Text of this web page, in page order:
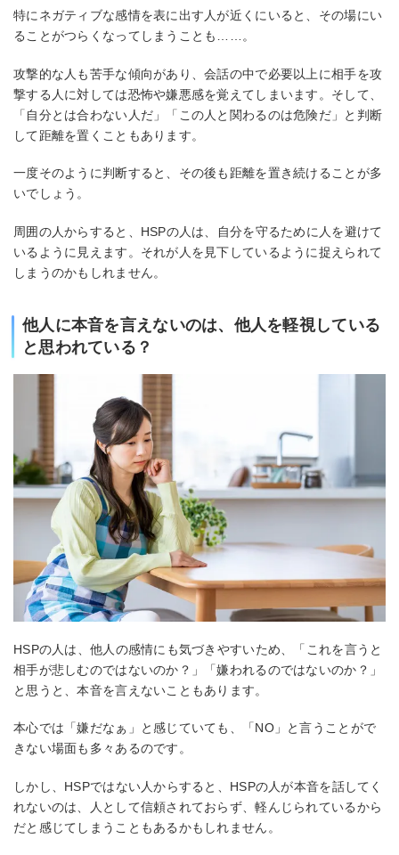
特にネガティブな感情を表に出す人が近くにいると、その場にい
ることがつらくなってしまうことも……。
攻撃的な人も苦手な傾向があり、会話の中で必要以上に相手を攻
撃する人に対しては恐怖や嫌悪感を覚えてしまいます。そして、
「自分とは合わない人だ」「この人と関わるのは危険だ」と判断
して距離を置くこともあります。
一度そのように判断すると、その後も距離を置き続けることが多
いでしょう。
周囲の人からすると、HSPの人は、自分を守るために人を避けて
いるように見えます。それが人を見下しているように捉えられて
しまうのかもしれません。
他人に本音を言えないのは、他人を軽視している
と思われている？
HSPの人は、他人の感情にも気づきやすいため、「これを言うと
相手が悲しむのではないのか？」「嫌われるのではないのか？」
と思うと、本音を言えないこともあります。
本心では「嫌だなぁ」と感じていても、「NO」と言うことがで
きない場面も多々あるのです。
しかし、HSPではない人からすると、HSPの人が本音を話してく
れないのは、人として信頼されておらず、軽んじられているから
だと感じてしまうこともあるかもしれません。